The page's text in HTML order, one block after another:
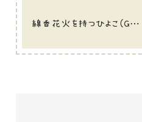
線香花火を持つひよこ(GIFアニメ)